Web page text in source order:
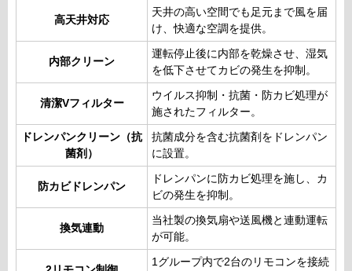
高天井対応
天井の高い空間でも足元まで風を届
け、快適な空調を提供。
内部クリーン
運転停止後に内部を乾燥させ、湿気
を低下させてカビの発生を抑制。
清潔Vフィルター
ウイルス抑制・抗菌・防カビ処理が
施されたフィルター。
ドレンパンクリーン（抗
菌剤）
抗菌成分を含む抗菌剤をドレンパン
に設置。
防カビドレンパン
ドレンパンに防カビ処理を施し、カ
ビの発生を抑制。
換気連動
当社製の換気扇や送風機と連動運転
が可能。
1グループ内で2台のリモコンを接続